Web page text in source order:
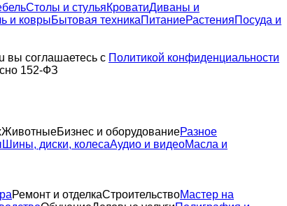
Столы и стульяКроватиДиваны и
и коврыБытовая техникаПитаниеРастенияПосуда и
вы соглашаетесь с Политикой конфиденциальности
152-ФЗ
ЖивотныеБизнес и оборудованиеРазное
Шины, диски, колесаАудио и видеоМасла и
Ремонт и отделкаСтроительствоМастер на